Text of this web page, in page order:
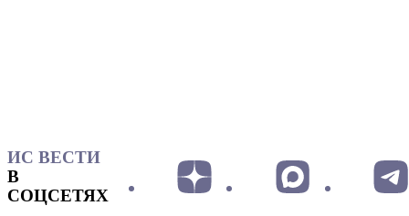
ИС ВЕСТИ
В
СОЦСЕТЯХ